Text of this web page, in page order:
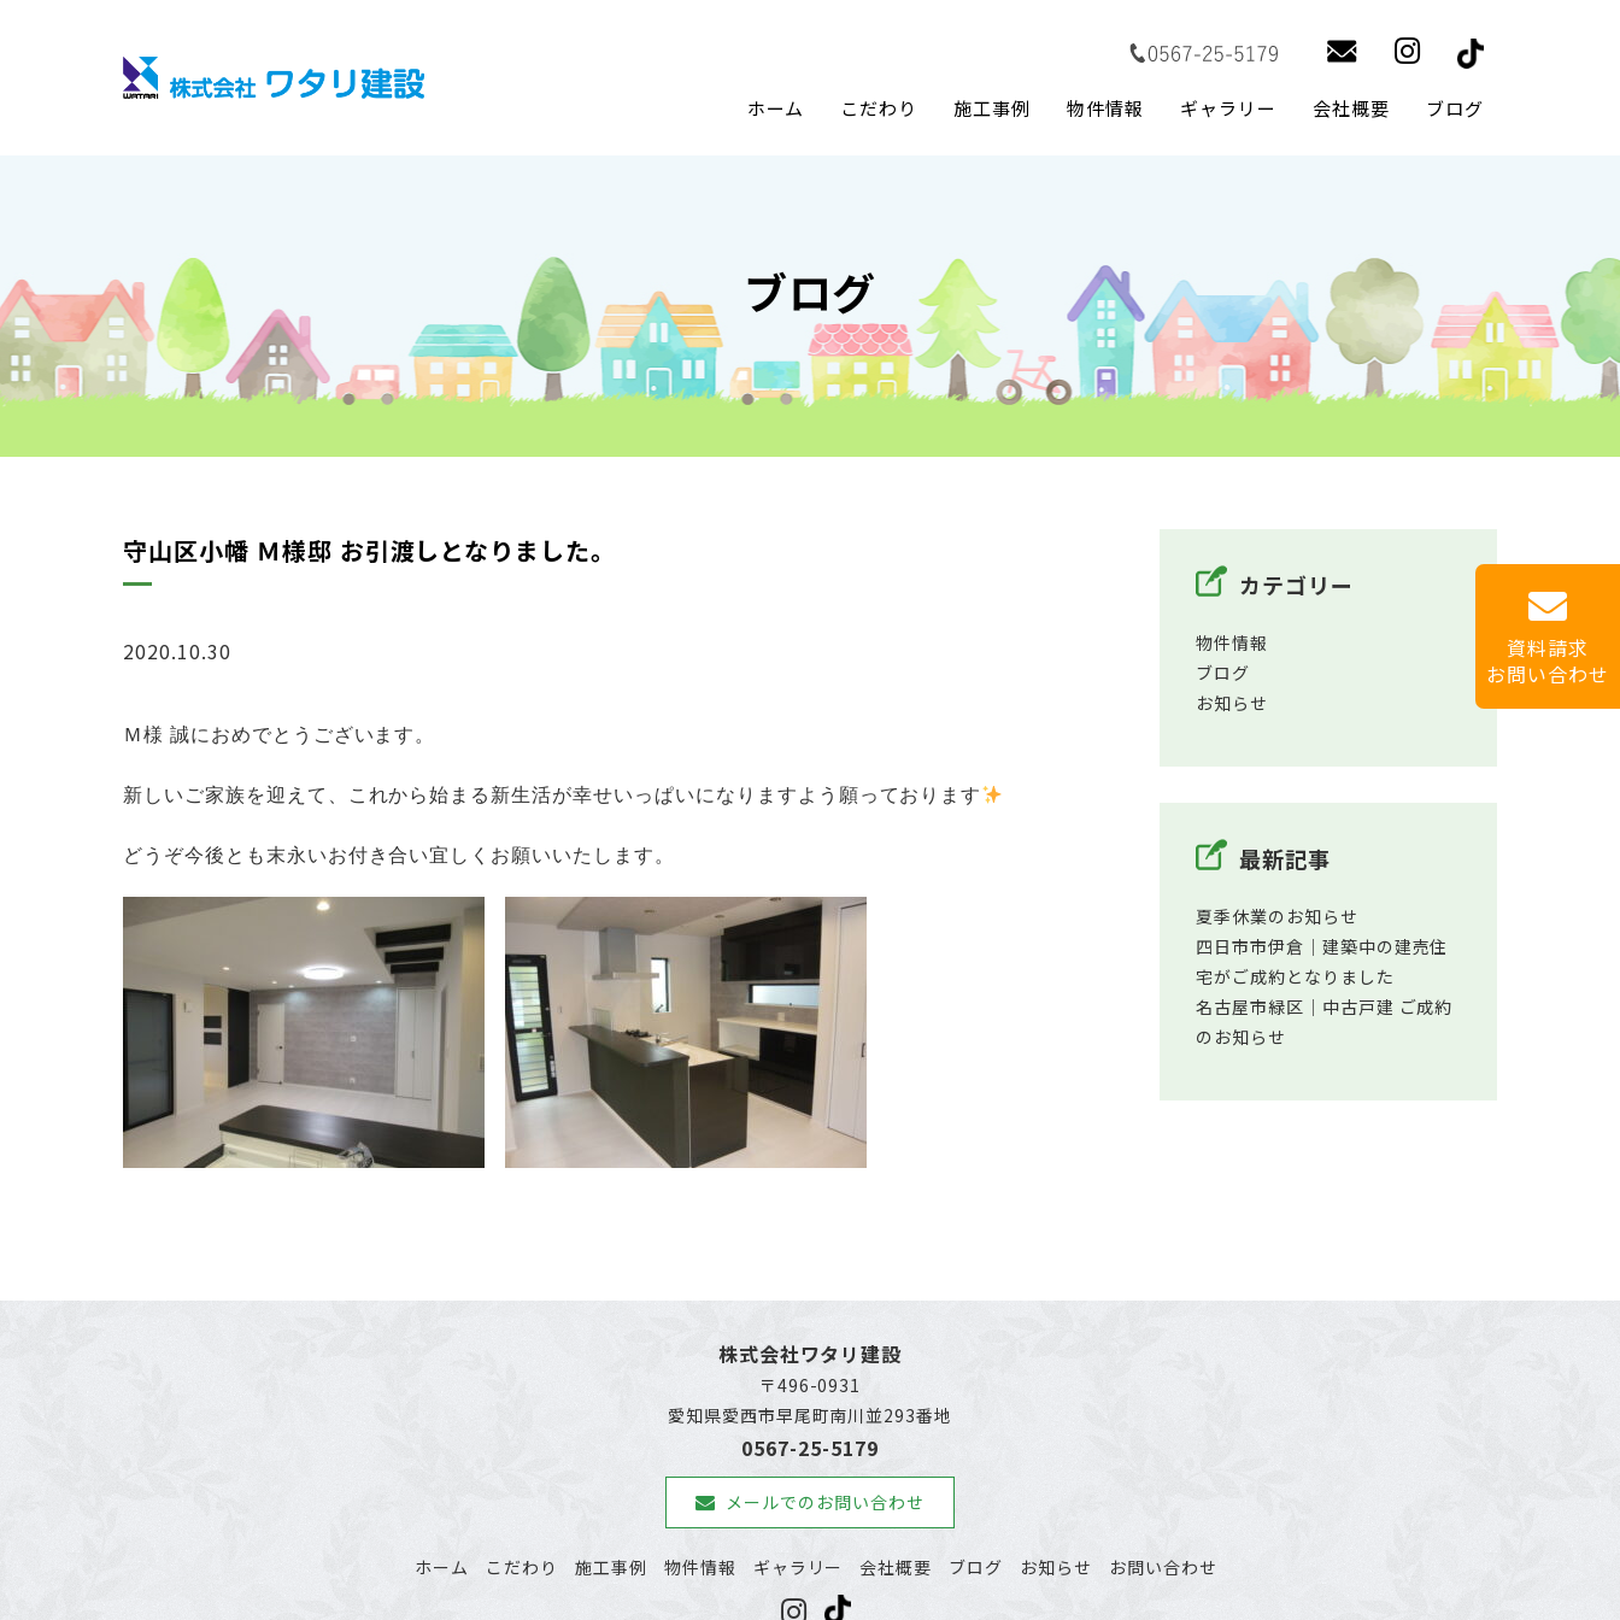
ホーム こだわり 施工事例 物件情報 ギャラリー 会社概要 ブログ
資料請求
お問い合わせ
ブログ
守山区小幡 Ｍ様邸 お引渡しとなりました。
2020.10.30
Ｍ様 誠におめでとうございます。
新しいご家族を迎えて、 これから始まる新生活が幸せいっぱいになりますよう願っております
どうぞ今後とも末永いお付き合い宜しくお願いいたします。
カテゴリー
物件情報
ブログ
お知らせ
最新記事
夏季休業のお知らせ
四日市市伊倉│建築中の建売住
宅がご成約となりました
名古屋市緑区│中古戸建 ご成約
のお知らせ
株式会社ワタリ建設
〒496-0931
愛知県愛西市早尾町南川並293番地
0567-25-5179
メールでのお問い合わせ
ホーム こだわり 施工事例 物件情報 ギャラリー 会社概要 ブログ お知らせ お問い合わせ